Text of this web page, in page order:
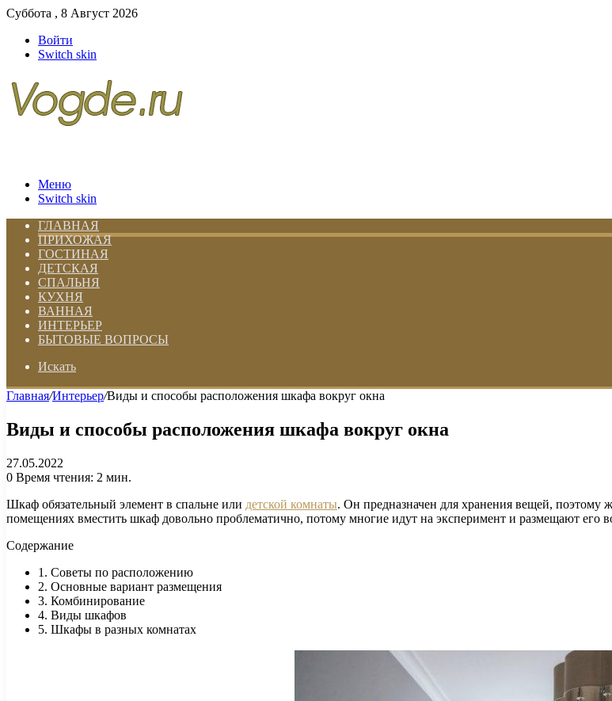
Суббота , 8 Август 2026
Войти
Switch skin
Меню
Switch skin
ГЛАВНАЯ
ПРИХОЖАЯ
ГОСТИНАЯ
ДЕТСКАЯ
СПАЛЬНЯ
КУХНЯ
ВАННАЯ
ИНТЕРЬЕР
БЫТОВЫЕ ВОПРОСЫ
Искать
Главная/Интерьер/Виды и способы расположения шкафа вокруг окна
Виды и способы расположения шкафа вокруг окна
27.05.2022
0 Время чтения: 2 мин.
Шкаф обязательный элемент в спальне или детской комнаты. Он предназначен для хранения вещей, поэтому
помещениях вместить шкаф довольно проблематично, потому многие идут на эксперимент и размещают его
Содержание
1. Советы по расположению
2. Основные вариант размещения
3. Комбинирование
4. Виды шкафов
5. Шкафы в разных комнатах